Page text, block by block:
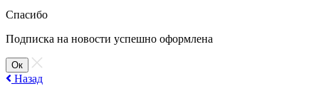
Спасибо
Подписка на новости успешно оформлена
Ок
Назад